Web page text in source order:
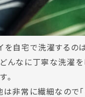
を自宅で洗濯するの
んなに丁寧な洗濯を
。
は非常に繊細なので